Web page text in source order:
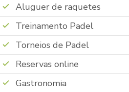
Aluguer de raquetes
Treinamento Padel
Torneios de Padel
Reservas online
Gastronomia